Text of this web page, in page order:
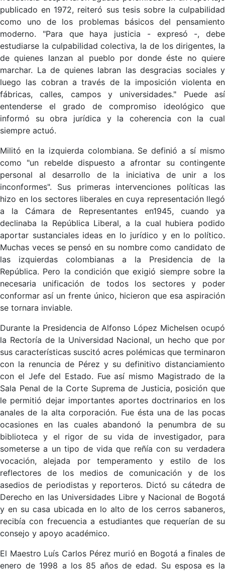
publicado en 1972, reiteró sus tesis sobre la culpabilidad
como uno de los problemas básicos del pensamiento
moderno. "Para que haya justicia - expresó -, debe
estudiarse la culpabilidad colectiva, la de los dirigentes, la
de quienes lanzan al pueblo por donde éste no quiere
marchar. La de quienes labran las desgracias sociales y
luego las cobran a través de la imposición violenta en
fábricas, calles, campos y universidades." Puede así
entenderse el grado de compromiso ideológico que
informó su obra jurídica y la coherencia con la cual
siempre actuó.
Militó en la izquierda colombiana. Se definió a sí mismo
como "un rebelde dispuesto a afrontar su contingente
personal al desarrollo de la iniciativa de unir a los
inconformes". Sus primeras intervenciones políticas las
hizo en los sectores liberales en cuya representación llegó
a la Cámara de Representantes en1945, cuando ya
declinaba la República Liberal, a la cual hubiera podido
aportar sustanciales ideas en lo jurídico y en lo político.
Muchas veces se pensó en su nombre como candidato de
las izquierdas colombianas a la Presidencia de la
República. Pero la condición que exigió siempre sobre la
necesaria unificación de todos los sectores y poder
conformar así un frente único, hicieron que esa aspiración
se tornara inviable.
Durante la Presidencia de Alfonso López Michelsen ocupó
la Rectoría de la Universidad Nacional, un hecho que por
sus características suscitó acres polémicas que terminaron
con la renuncia de Pérez y su definitivo distanciamiento
con el Jefe del Estado. Fue así mismo Magistrado de la
Sala Penal de la Corte Suprema de Justicia, posición que
le permitió dejar importantes aportes doctrinarios en los
anales de la alta corporación. Fue ésta una de las pocas
ocasiones en las cuales abandonó la penumbra de su
biblioteca y el rigor de su vida de investigador, para
someterse a un tipo de vida que reñía con su verdadera
vocación, alejada por temperamento y estilo de los
reflectores de los medios de comunicación y de los
asedios de periodistas y reporteros. Dictó su cátedra de
Derecho en las Universidades Libre y Nacional de Bogotá
y en su casa ubicada en lo alto de los cerros sabaneros,
recibía con frecuencia a estudiantes que requerían de su
consejo y apoyo académico.
El Maestro Luís Carlos Pérez murió en Bogotá a finales de
enero de 1998 a los 85 años de edad. Su esposa es la